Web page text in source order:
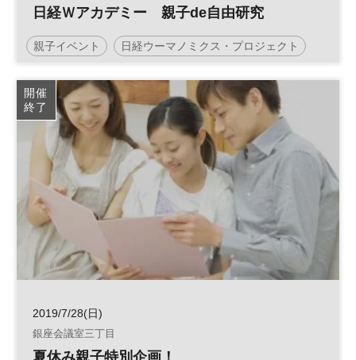
日経Ｗアカデミー 親子de自由研究
親子イベント 日経ウーマノミクス・プロジェクト
開催
終了
2019/7/28(日)
銀座会議室三丁目
夏休み親子特別企画！